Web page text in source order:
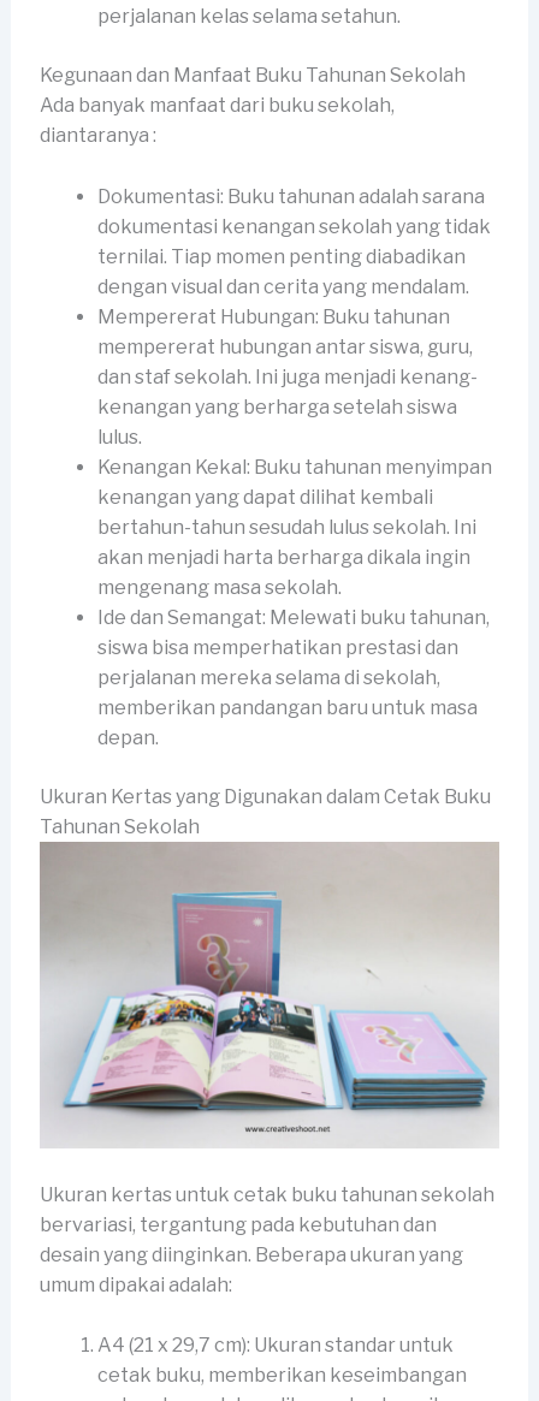
perjalanan kelas selama setahun.
Kegunaan dan Manfaat Buku Tahunan Sekolah
Ada banyak manfaat dari buku sekolah,
diantaranya :
Dokumentasi: Buku tahunan adalah sarana
dokumentasi kenangan sekolah yang tidak
ternilai. Tiap momen penting diabadikan
dengan visual dan cerita yang mendalam.
Mempererat Hubungan: Buku tahunan
mempererat hubungan antar siswa, guru,
dan staf sekolah. Ini juga menjadi kenang-
kenangan yang berharga setelah siswa
lulus.
Kenangan Kekal: Buku tahunan menyimpan
kenangan yang dapat dilihat kembali
bertahun-tahun sesudah lulus sekolah. Ini
akan menjadi harta berharga dikala ingin
mengenang masa sekolah.
Ide dan Semangat: Melewati buku tahunan,
siswa bisa memperhatikan prestasi dan
perjalanan mereka selama di sekolah,
memberikan pandangan baru untuk masa
depan.
Ukuran Kertas yang Digunakan dalam Cetak Buku
Tahunan Sekolah
Ukuran kertas untuk cetak buku tahunan sekolah
bervariasi, tergantung pada kebutuhan dan
desain yang diinginkan. Beberapa ukuran yang
umum dipakai adalah:
A4 (21 x 29,7 cm): Ukuran standar untuk
cetak buku, memberikan keseimbangan